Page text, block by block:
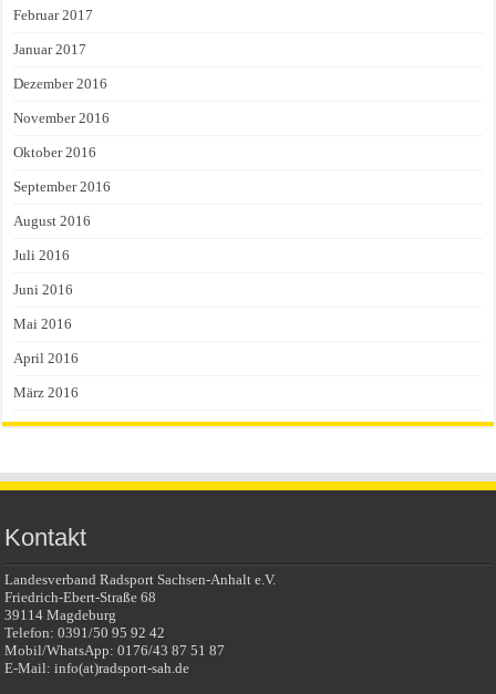
Februar 2017
Januar 2017
Dezember 2016
November 2016
Oktober 2016
September 2016
August 2016
Juli 2016
Juni 2016
Mai 2016
April 2016
März 2016
Kontakt
Landesverband Radsport Sachsen-Anhalt e.V.
Friedrich-Ebert-Straße 68
39114 Magdeburg
Telefon: 0391/50 95 92 42
Mobil/WhatsApp: 0176/43 87 51 87
E-Mail: info(at)radsport-sah.de